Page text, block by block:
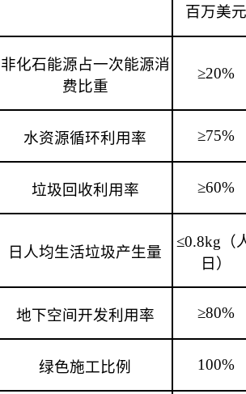
百万美元
非化石能源占一次能源消
费比重
≥20%
水资源循环利用率 ≥75%
垃圾回收利用率 ≥60%
日人均生活垃圾产生量
≤0.8kg（
日）
地下空间开发利用率 ≥80%
绿色施工比例 100%